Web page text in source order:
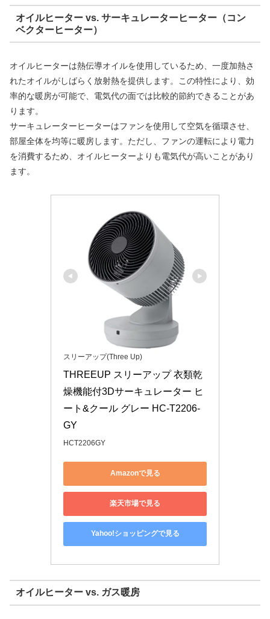
オイルヒーター vs. サーキュレーターヒーター（コン
ベクターヒーター）
オイルヒーターは熱伝導オイルを使用しているため、一度加熱さ
れたオイルがしばらく放射熱を提供します。この特性により、効
率的な暖房が可能で、電気代の面では比較的節約できることがあ
ります。
サーキュレーターヒーターはファンを使用して空気を循環させ、
部屋全体を均等に暖房します。ただし、ファンの運転により電力
を消費するため、オイルヒーターよりも電気代が高いことがあり
ます。
スリーアップ(Three Up)
THREEUP スリーアップ 衣類乾
燥機能付3Dサーキュレーター ヒ
ート&クール グレー HC-T2206-
GY
HCT2206GY
Amazonで見る
楽天市場で見る
Yahoo!ショッピングで見る
オイルヒーター vs. ガス暖房